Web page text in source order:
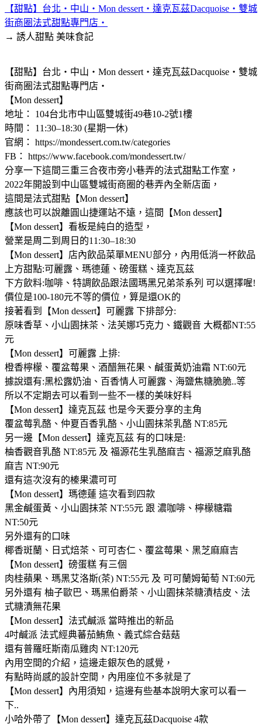
【甜點】台北‧中山‧Mon dessert‧達克瓦茲Dacquoise‧雙城
街商圈法式甜點專門店‧
→ 誘人甜點 美味食記
【甜點】台北‧中山‧Mon dessert‧達克瓦茲Dacquoise‧雙城
街商圈法式甜點專門店‧
【Mon dessert】
地址： 104台北市中山區雙城街49巷10-2號1樓
時間： 11:30–18:30 (星期一休)
官網： https://mondessert.com.tw/categories
FB： https://www.facebook.com/mondessert.tw/
分享一下這間三重三合夜市旁小巷弄的法式甜點工作室，
2022年開設到中山區雙城街商圈的巷弄內全新店面，
這間是法式甜點【Mon dessert】
應該也可以說離圓山捷運站不遠，這間【Mon dessert】
【Mon dessert】看板是純白的造型，
營業是周二到周日的11:30–18:30
【Mon dessert】店內飲品菜單MENU部分，內用低消一杯飲品
上方甜點:可麗露、瑪德蓮、磅蛋糕、達克瓦茲
下方飲料:咖啡、特調飲品跟法國瑪黑兄弟茶系列 可以選擇喔!
價位是100-180元不等的價位，算是還OK的
接著看到【Mon dessert】可麗露 下排部分:
原味香草、小山園抹茶、法芙娜巧克力、鐵觀音 大概都NT:55
元
【Mon dessert】可麗露 上排:
橙香檸檬、覆盆莓果、酒醋無花果、鹹蛋黃奶油霜 NT:60元
據說還有:黑松露奶油、百香情人可麗露、海鹽焦糖脆脆..等
所以不定期去可以看到一些不一樣的美味好料
【Mon dessert】達克瓦茲 也是今天要分享的主角
覆盆莓乳酪、仲夏百香乳酪、小山園抹茶乳酪 NT:85元
另一邊【Mon dessert】達克瓦茲 有的口味是:
柚香觀音乳酪 NT:85元 及 福源花生乳酪麻吉、福源芝麻乳酪
麻吉 NT:90元
還有這次沒有的榛果濃可可
【Mon dessert】瑪德蓮 這次看到四款
黑金鹹蛋黃、小山園抹茶 NT:55元 跟 濃咖啡、檸檬糖霜
NT:50元
另外還有的口味
椰香斑蘭、日式焙茶、可可杏仁、覆盆莓果、黑芝麻麻吉
【Mon dessert】磅蛋糕 有三個
肉桂蘋果、瑪黑艾洛斯(茶) NT:55元 及 可可蘭姆葡萄 NT:60元
另外還有 柚子歐巴、瑪黑伯爵茶、小山園抹茶糖漬桔皮、法
式糖漬無花果
【Mon dessert】法式鹹派 當時推出的新品
4吋鹹派 法式經典蕃茄鮪魚、義式綜合菇菇
還有普羅旺斯南瓜雞肉 NT:120元
內用空間的介紹，這邊走銀灰色的感覺，
有點時尚感的設計空間，內用座位不多就是了
【Mon dessert】內用須知，這邊有些基本說明大家可以看一
下..
小哈外帶了【Mon dessert】達克瓦茲Dacquoise 4款